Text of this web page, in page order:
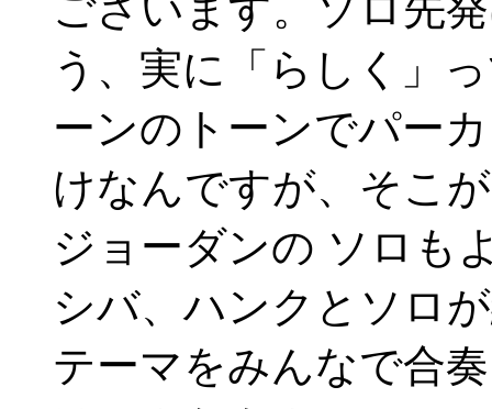
う、実に「らしく」
ーンのトーンでパー
けなんですが、そこ
ジョーダンの ソロも
シバ、ハンクとソロ
テーマをみんなで合